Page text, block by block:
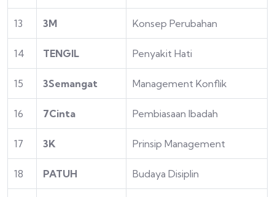
13 3M Konsep Perubahan
14 TENGIL Penyakit Hati
15 3Semangat Management Konflik
16 7Cinta Pembiasaan Ibadah
17 3K Prinsip Management
18 PATUH Budaya Disiplin